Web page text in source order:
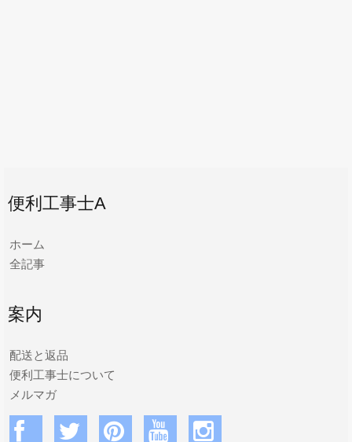
便利工事士A
ホーム
全記事
案内
配送と返品
便利工事士について
メルマガ